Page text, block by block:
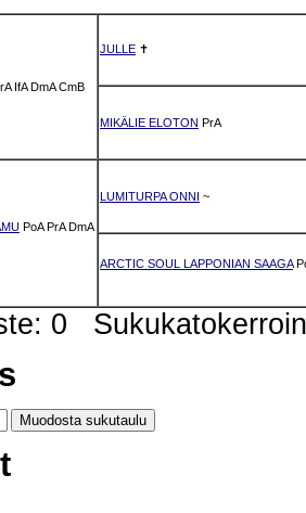
IfA DmA CmB
JULLE ✝
MIKÄLIE ELOTON PrA
PoA PrA DmA
LUMITURPA ONNI ~
ARCTIC SOUL LAPPONIAN SAAGA
0